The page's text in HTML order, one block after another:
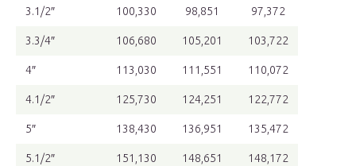
3.1/2″ 100,330 98,851 97,372
3.3/4″ 106,680 105,201 103,722
4″ 113,030 111,551 110,072
4.1/2″ 125,730 124,251 122,772
5″ 138,430 136,951 135,472
5.1/2″ 151,130 148,651 148,172